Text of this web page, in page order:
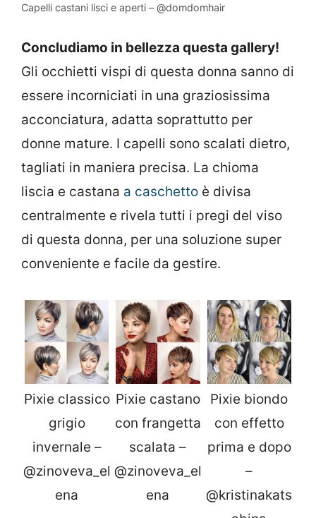
Capelli castani lisci e aperti – @domdomhair
Concludiamo in bellezza questa gallery!
Gli occhietti vispi di questa donna sanno di
essere incorniciati in una graziosissima
acconciatura, adatta soprattutto per
donne mature. I capelli sono scalati dietro,
tagliati in maniera precisa. La chioma
liscia e castana a caschetto è divisa
centralmente e rivela tutti i pregi del viso
di questa donna, per una soluzione super
conveniente e facile da gestire.
Pixie classico
grigio
invernale –
@zinoveva_el
ena
Pixie castano
con frangetta
scalata –
@zinoveva_el
ena
Pixie biondo
con effetto
prima e dopo
–
@kristinakats